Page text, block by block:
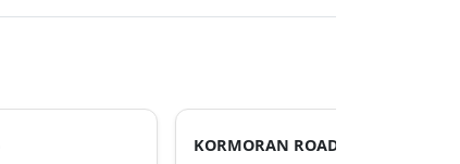
KORMORAN ROAD